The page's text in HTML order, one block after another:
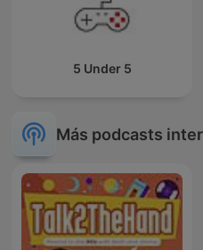
5 Under 5
Más podcasts